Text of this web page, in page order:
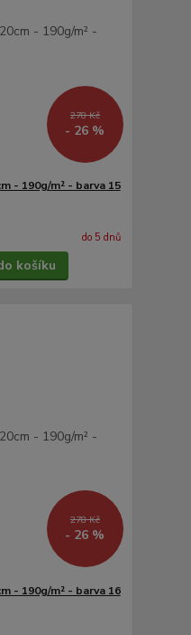
278 Kč
- 26 %
- 190g/m² - barva 15
do 5 dnů
košíku
278 Kč
- 26 %
- 190g/m² - barva 16